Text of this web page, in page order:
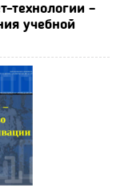
технологии –
учебной